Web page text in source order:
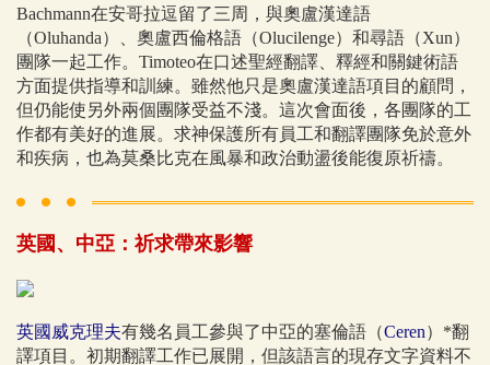
Bachmann在安哥拉逗留了三周，與奧盧漢達語
（Oluhanda）、奧盧西倫格語（Olucilenge）和尋語（Xun）
團隊一起工作。Timoteo在口述聖經翻譯、釋經和關鍵術語
方面提供指導和訓練。雖然他只是奧盧漢達語項目的顧問，
但仍能使另外兩個團隊受益不淺。這次會面後，各團隊的工
作都有美好的進展。求神保護所有員工和翻譯團隊免於意外
和疾病，也為莫桑比克在風暴和政治動盪後能復原祈禱。
英國、中亞：祈求帶來影響
英國威克理夫有幾名員工參與了中亞的塞倫語（Ceren）*翻
譯項目。初期翻譯工作已展開，但該語言的現存文字資料不